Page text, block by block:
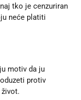
tko je cenzuriran
neće platiti
motiv da ju
protiv